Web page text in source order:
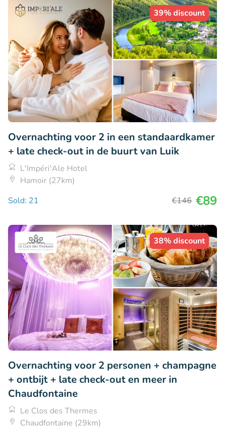
39% discount
Overnachting voor 2 in een standaardkamer
+ late check-out in de buurt van Luik
L'Impéri'Ale Hotel
Hamoir (27km)
Sold: 21
€146 €89
38% discount
Overnachting voor 2 personen + champagne
+ ontbijt + late check-out en meer in
Chaudfontaine
Le Clos des Thermes
Chaudfontaine (29km)